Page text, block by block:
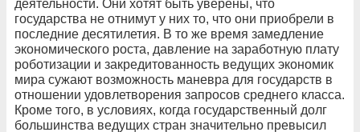
деятельности. Они хотят быть уверены, что
государства не отнимут у них то, что они приобрели в
последние десятилетия. В то же время замедление
экономического роста, давление на заработную плату
роботизации и закредитованность ведущих экономик
мира сужают возможность маневра для государств в
отношении удовлетворения запросов среднего класса.
Кроме того, в условиях, когда государственный долг
большинства ведущих стран значительно превысил